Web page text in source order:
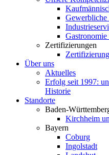
Zerti­fi­zie­rungen
Zerti­fi­zierung
Über uns
Aktuelles
Erfolg seit 1997:
Historie
Standorte
Baden-
Kirchheim
Bayern
Coburg
Ingol­stadt